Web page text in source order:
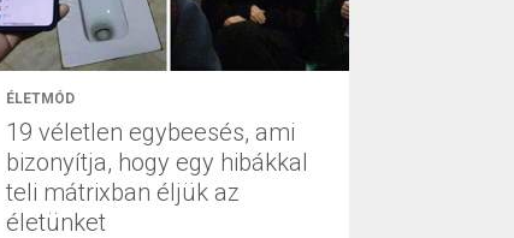
ÉLETMÓD
19 véletlen egybeesés, ami
bizonyítja, hogy egy hibákkal
teli mátrixban éljük az
életünket